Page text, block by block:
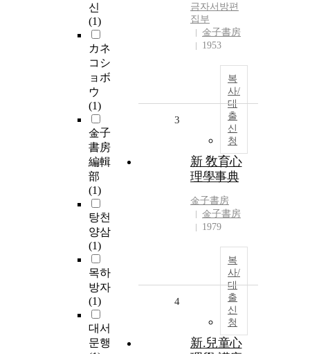
신
(1)
カネ
コシ
ョボ
ウ
(1)
金子
書房
編輯
部
(1)
탕천
양삼
(1)
목하
방자
(1)
대서
문행
금자서방편
집부
金子書房
1953
복
사/
대
출
신
청
3
新 敎育心
理學事典
金子書房
金子書房
1979
복
사/
대
출
신
청
4
新.兒童心